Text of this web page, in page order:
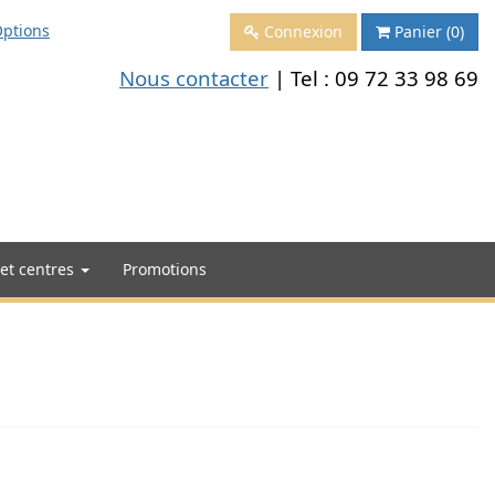
Connexion Panier (0)
Nous contacter | Tel : 09 72 33 98 69
centres Promotions